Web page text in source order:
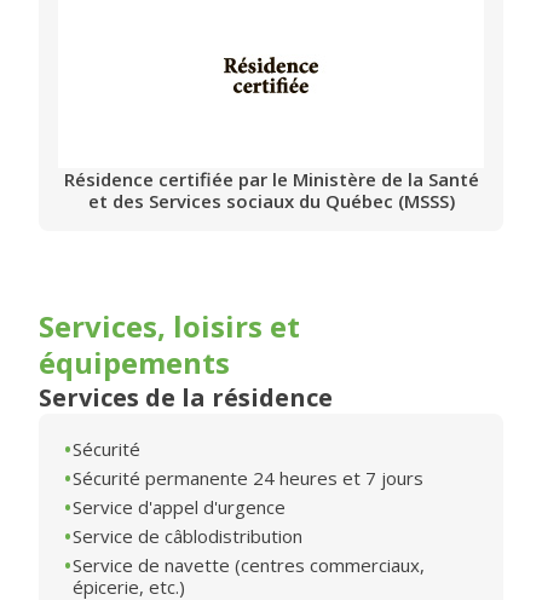
Résidence certifiée par le Ministère de la Santé
et des Services sociaux du Québec (MSSS)
Services, loisirs et
équipements
Services de la résidence
Sécurité
Sécurité permanente 24 heures et 7 jours
Service d'appel d'urgence
Service de câblodistribution
Service de navette (centres commerciaux,
épicerie, etc.)